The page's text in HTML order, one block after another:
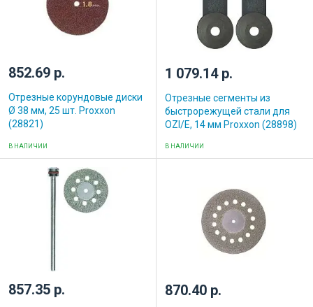
852.69 р.
Отрезные корундовые диски
Ø 38 мм, 25 шт. Proxxon
(28821)
В НАЛИЧИИ
1 079.14 р.
Отрезные сегменты из
быстрорежущей стали для
OZI/E, 14 мм Proxxon (28898)
В НАЛИЧИИ
857.35 р. 870.40 р.